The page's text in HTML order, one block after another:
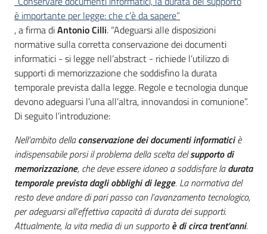
su
è importante per legge: che c’è da sapere”
, a firma diAntonio Cilli. “Adeguarsi alle disposizioni
normative sulla corretta conservazione dei documenti
informatici - si legge nell’abstract - richiede l’utilizzo di
supporti di memorizzazione che soddisfino la durata
temporale prevista dalla legge. Regole e tecnologia dunque
devono adeguarsi l’una all’altra, innovandosi in comunione”.
Di seguito l’introduzione:
Nell’ambito dellaconservazione dei documenti informaticiè
indispensabile porsi il problema della scelta delsupporto di
memorizzazione, che deve essere idoneo a soddisfare ladurata
temporale prevista dagli obblighi di legge. La normativa del
resto deve andare di pari passo con l’avanzamento tecnologico,
per adeguarsi all’effettiva capacità di durata dei supporti.
Attualmente, la vita media di un supportoè di circa trent’anni.